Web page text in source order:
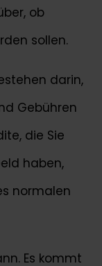
ob
sollen.
darin,
Gebühren
die Sie
haben,
normalen
Es kommt